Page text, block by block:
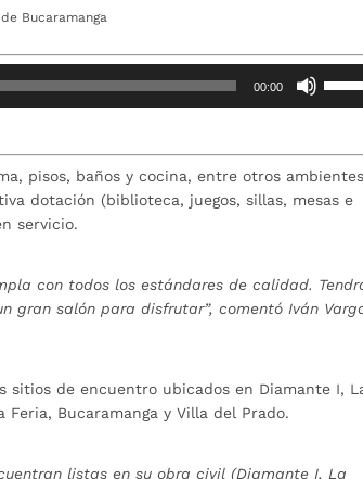
Bucaramanga
00:00
flecha
el
pisos, baños y cocina, entre otros
dotación (biblioteca, juegos, sillas, mesas e
servicio.
con todos los estándares de calidad.
gran salón para disfrutar”, comentó Iván
de encuentro ubicados en Diamante I,
Bucaramanga y Villa del Prado.
listas en su obra civil (Diamante I, La